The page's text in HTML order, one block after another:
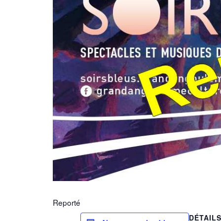
Reporté
DÉTAILS